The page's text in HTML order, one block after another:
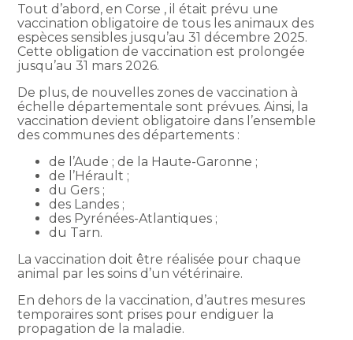
Tout d’abord, en Corse , il était prévu une
vaccination obligatoire de tous les animaux des
espèces sensibles jusqu’au 31 décembre 2025.
Cette obligation de vaccination est prolongée
jusqu’au 31 mars 2026.
De plus, de nouvelles zones de vaccination à
échelle départementale sont prévues. Ainsi, la
vaccination devient obligatoire dans l’ensemble
des communes des départements :
de l’Aude ; de la Haute-Garonne ;
de l’Hérault ;
du Gers ;
des Landes ;
des Pyrénées-Atlantiques ;
du Tarn.
La vaccination doit être réalisée pour chaque
animal par les soins d’un vétérinaire.
En dehors de la vaccination, d’autres mesures
temporaires sont prises pour endiguer la
propagation de la maladie.